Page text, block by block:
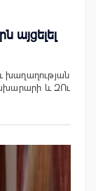
այցելել
խաղաղության
և ԶՈւ